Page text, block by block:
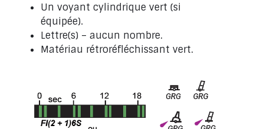
Un voyant cylindrique vert (si
équipée).
Lettre(s) – aucun nombre.
Matériau rétroréfléchissant vert.